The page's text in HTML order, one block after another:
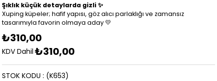
Şıklık küçük detaylarda gizli ✨
Xuping küpeler; hafif yapısı, göz alıcı parlaklığı ve zamansız
tasarımıyla favorin olmaya aday 💛
₺310,00
KDV Dahil ₺310,00
(K653)
STOK KODU